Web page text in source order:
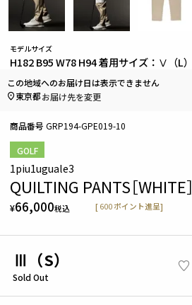
GOLF
モデルサイズ
H182 B95 W78 H94 着用サイズ：Ⅴ（L）
1piu1uguale3
QUILTING PANTS［WHITE］
¥66,000税込 [ 600 ポイント進呈]
商品番号 GRP194-GPE019-10
Ⅲ（S）
Sold Out
この地域へのお届け日は表示できません
東京都お届け先を変更